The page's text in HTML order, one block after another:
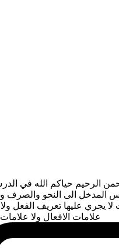
الرحيم حياكم الله في
المدخل الى النحو والصرف
لا يجري عليها تعريف الفعل
علامات الافعال ولا